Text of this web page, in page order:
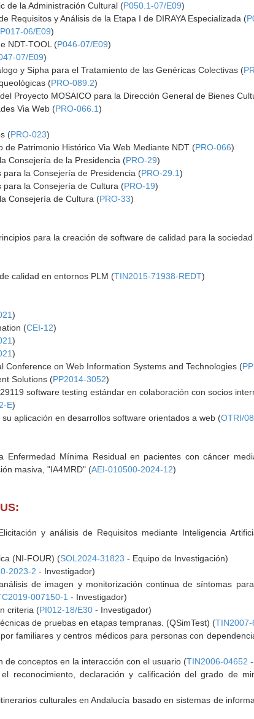
de la Administración Cultural (P050.1-07/E09)
Requisitos y Análisis de la Etapa I de DIRAYA Especializada (
P017-06/E09)
NDT-TOOL (P046-07/E09)
07/E09)
y Sipha para el Tratamiento de las Genéricas Colectivas (
(PRO-089.2)
Proyecto MOSAICO para la Dirección General de Bienes
Via Web (PRO-066.1)
(PRO-023)
de Patrimonio Histórico Via Web Mediante NDT (PRO-066)
Consejería de la Presidencia (PRO-29)
la Consejería de Presidencia (PRO-29.1)
para la Consejería de Cultura (PRO-19)
Consejería de Cultura (PRO-33)
para la creación de software de calidad para la
calidad en entornos PLM (TIN2015-71938-REDT)
)
(CEI-12)
)
)
on Web Information Systems and Technologies (
Solutions (PP2014-3052)
software testing estándar en colaboración con socios
E)
aplicación en desarrollos software orientados a web (OTRI/
Enfermedad Mínima Residual en pacientes con cáncer
masiva, "IA4MRD" (AEI-010500-2024-12)
y análisis de Requisitos mediante Inteligencia
(NI-FOUR) (SOL2024-31823 - Equipo de Investigación)
2023-2 - Investigador)
de imagen y monitorización continua de síntomas
007150-1 - Investigador)
criteria (PI012-18/E30 - Investigador)
de pruebas en etapas tempranas. (QSimTest) (
familiares y centros médicos para personas con
conceptos en la interacción con el usuario (TIN2006-04652
reconocimiento, declaración y calificación del grado de
culturales en Andalucía basado en sistemas de